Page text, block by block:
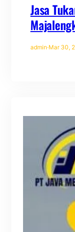
Jasa
admin·Mar 30,